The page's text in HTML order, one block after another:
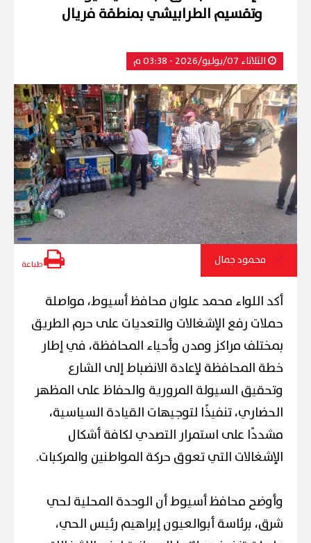
وتقسيم الطرابيشي بمنطقة فريال
الثلاثاء 07/يوليو/2026 - 03:38 م
محمود جمال طباعة
أكد اللواء محمد علوان محافظ أسيوط، مواصلة
حملات رفع الإشغالات والتعديات على حرم الطريق
بمختلف مراكز ومدن وأحياء المحافظة، في إطار
خطة المحافظة لإعادة الانضباط إلى الشارع
وتحقيق السيولة المرورية والحفاظ على المظهر
الحضاري، تنفيذًا لتوجيهات القيادة السياسية،
مشددًا على استمرار التصدي لكافة أشكال
الإشغالات التي تعوق حركة المواطنين والمركبات.
وأوضح محافظ أسيوط أن الوحدة المحلية لحي
شرق، برئاسة أبوالعيون إبراهيم رئيس الحي،